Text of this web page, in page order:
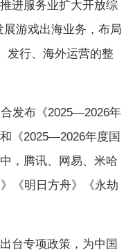
进服务业扩大开放综
游戏出海业务，布局
发行、海外运营的整
发布《2025—2026年
《2025—2026年度国
，腾讯、网易、米哈
《明日方舟》《永劫
专项政策，为中国